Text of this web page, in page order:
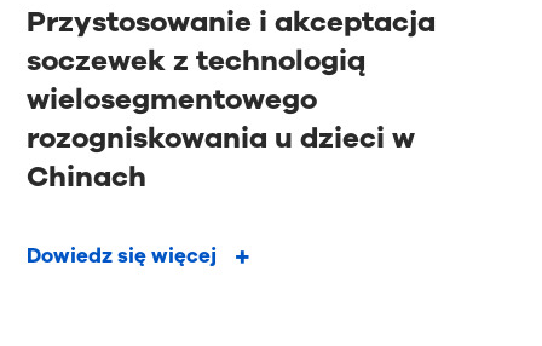
Przystosowanie i akceptacja
soczewek z technologią
wielosegmentowego
rozogniskowania u dzieci w
Chinach
Dowiedz się więcej